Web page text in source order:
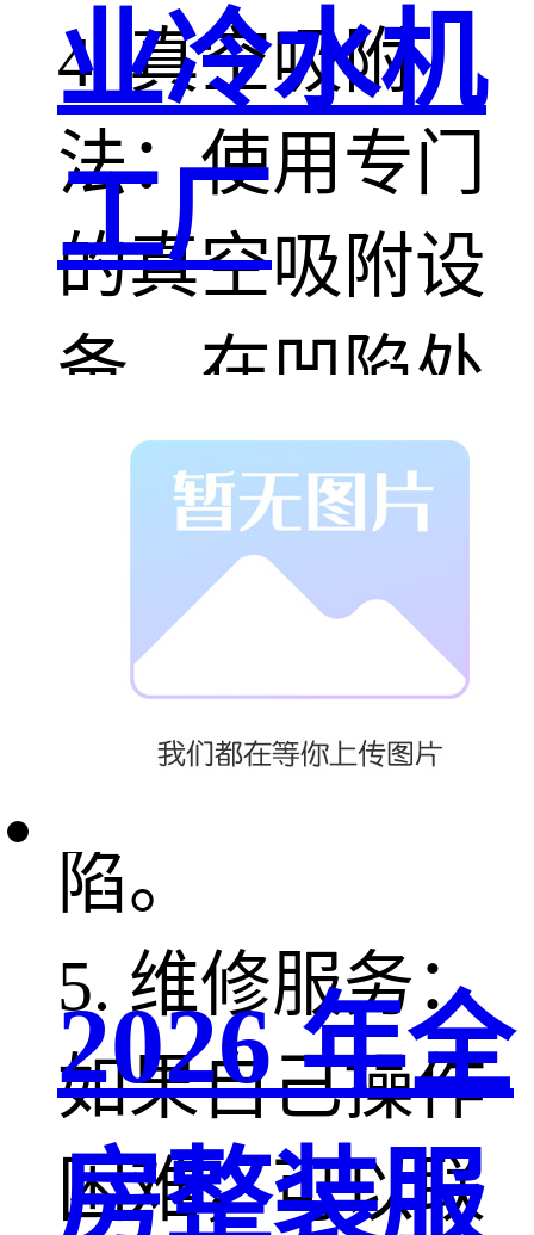
4. 真空吸附
法：使用专门
的真空吸附设
备，在凹陷处
形成负压，将
玻璃吸回原
形。适用于较
大面积的凹
陷。
5. 维修服务：
如果自己操作
困难，可以联
业冷水机
工厂
2026 年全
房整装服